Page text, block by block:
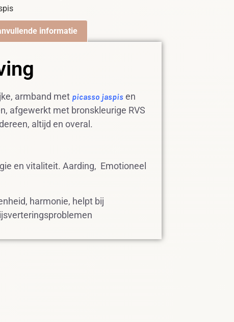
informatie
armband met picasso jaspis en
afgewerkt met bronskleurige RVS
altijd en overal.
en vitaliteit. Aarding, Emotioneel
harmonie, helpt bij